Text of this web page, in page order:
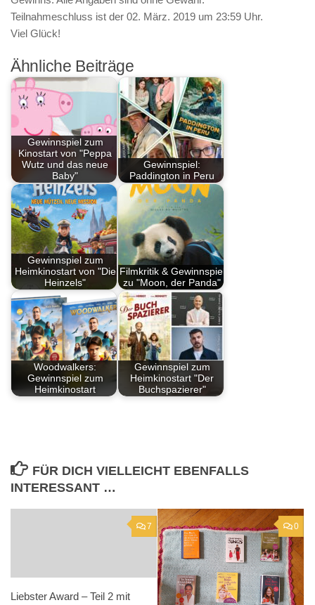
Teilnahmeschluss ist der 02. März. 2019 um 23:59 Uhr.
Viel Glück!
Ähnliche Beiträge
Gewinnspiel zum
Kinostart von "Peppa
Wutz und das neue
Baby"
Gewinnspiel:
Paddington in Peru
Gewinnspiel zum
Heimkinostart von "Die
Heinzels"
Filmkritik & Gewinnspiel
zu "Moon, der Panda"
Woodwalkers:
Gewinnspiel zum
Heimkinostart
Gewinnspiel zum
Heimkinostart "Der
Buchspazierer"
FÜR DICH VIELLEICHT EBENFALLS
INTERESSANT …
7
Liebster Award – Teil 2 mit
0